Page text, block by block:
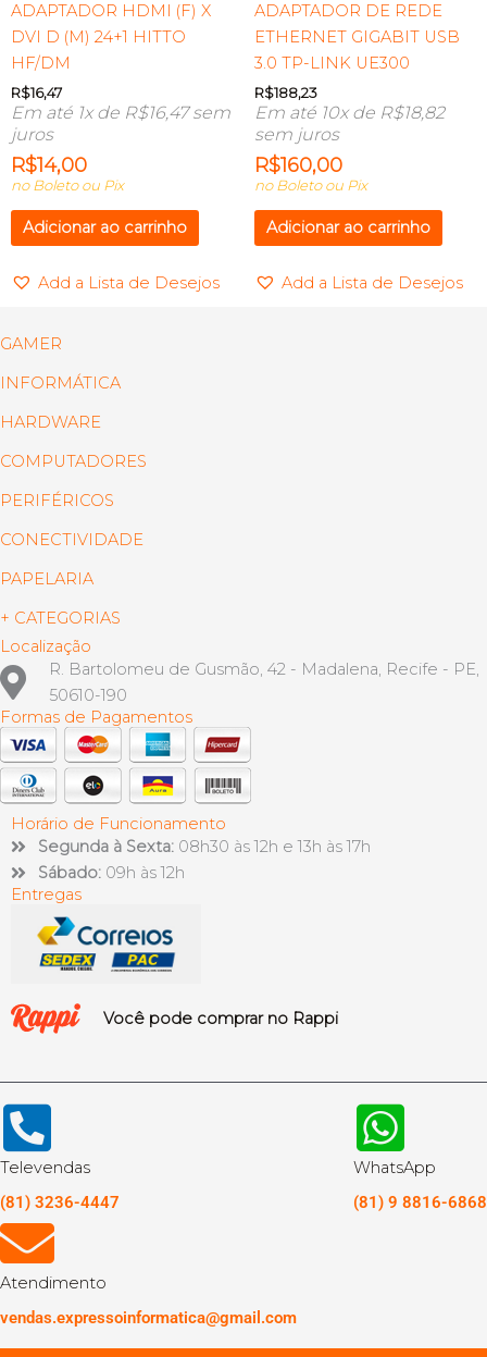
ADAPTADOR HDMI (F) X
DVI D (M) 24+1 HITTO
HF/DM
R$16,47
Em até 1x de R$16,47sem
juros
R$14,00
no Boleto ou Pix
Adicionar ao carrinho
Add a Lista de Desejos
ADAPTADOR DE REDE
ETHERNET GIGABIT USB
3.0 TP-LINK UE300
R$188,23
Em até 10x de R$18,82
sem juros
R$160,00
no Boleto ou Pix
Adicionar ao carrinho
Add a Lista de Desejos
GAMER
INFORMÁTICA
HARDWARE
COMPUTADORES
PERIFÉRICOS
CONECTIVIDADE
PAPELARIA
+ CATEGORIAS
Localização
R. Bartolomeu de Gusmão, 42 - Madalena, Recife - PE,
50610-190
Formas de Pagamentos
Horário de Funcionamento
Segunda à Sexta: 08h30 às 12h e 13h às 17h
Sábado: 09h às 12h
Entregas
Você pode comprar no Rappi
Televendas
(81) 3236-4447
WhatsApp
(81) 9 8816-6868
Atendimento
vendas.expressoinformatica@gmail.com